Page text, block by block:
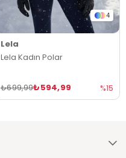
4
Lela
Lela Kadın Polar
₺594,99
₺699,99 %15